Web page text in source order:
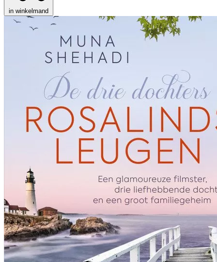
in winkelmand